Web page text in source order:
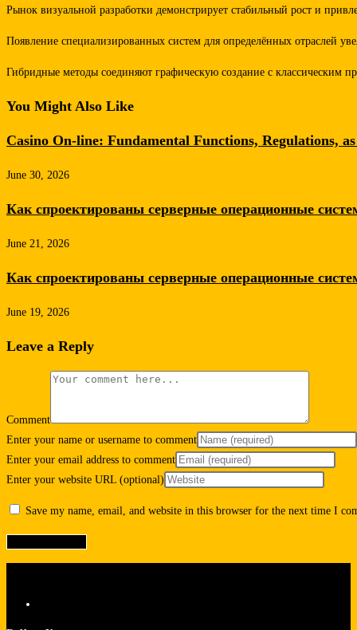
Рынок визуальной разработки демонстрирует стабильный рост и
Появление специализированных систем для определённых отраслей
Гибридные методы соединяют графическую создание с классическим
You Might Also Like
Casino On-line: Fundamental Functions, Regulations,
June 30, 2026
Как спроектированы серверные операционные
June 21, 2026
Как спроектированы серверные операционные
June 19, 2026
Leave a Reply
Comment
Enter your name or username to comment
Enter your email address to comment
Enter your website URL (optional)
Save my name, email, and website in this browser for the next time I